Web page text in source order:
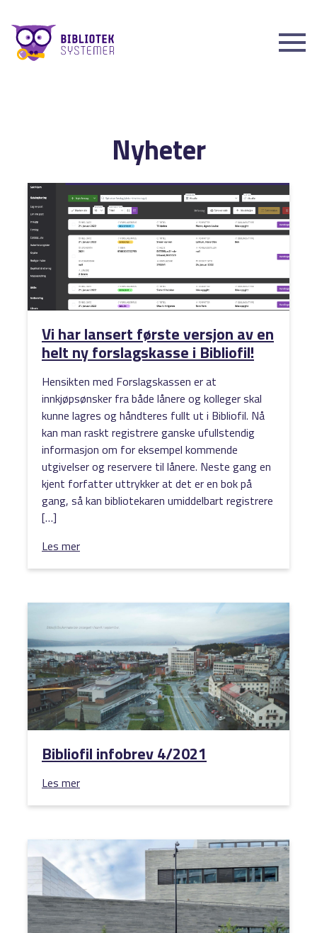
Nyheter
Vi har lansert første versjon av en
helt ny forslagskasse i Bibliofil!
Hensikten med Forslagskassen er at
innkjøpsønsker fra både lånere og kolleger skal
kunne lagres og håndteres fullt ut i Bibliofil. Nå
kan man raskt registrere ganske ufullstendig
informasjon om for eksempel kommende
utgivelser og reservere til lånere. Neste gang en
kjent forfatter uttrykker at det er en bok på
gang, så kan bibliotekaren umiddelbart registrere
[…]
Les mer
Bibliofil infobrev 4/2021
Les mer